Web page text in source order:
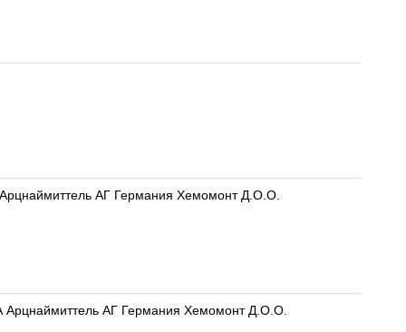
АГ Германия Хемомонт Д.О.О.
Арцнаймиттель АГ Германия Хемомонт Д.О.О.